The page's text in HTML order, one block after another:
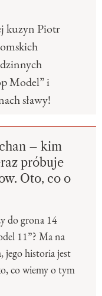
kuzyn Piotr
Model” i
sławy!
– kim
próbuje
Oto, co o
do grona 14
11”? Ma na
jego historia jest
co wiemy o tym